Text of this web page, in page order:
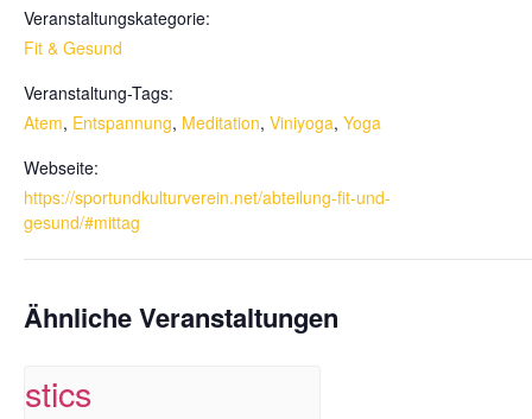
Veranstaltungskategorie:
Fit & Gesund
Veranstaltung-Tags:
Atem, Entspannung, Meditation, Viniyoga, Yoga
Webseite:
https://sportundkulturverein.net/abteilung-fit-und-
gesund/#mittag
Ähnliche Veranstaltungen